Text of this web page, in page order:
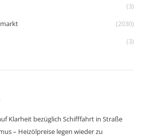
(3)
(2030)
(3)
Klarheit bezüglich Schifffahrt in Straße
– Heizölpreise legen wieder zu